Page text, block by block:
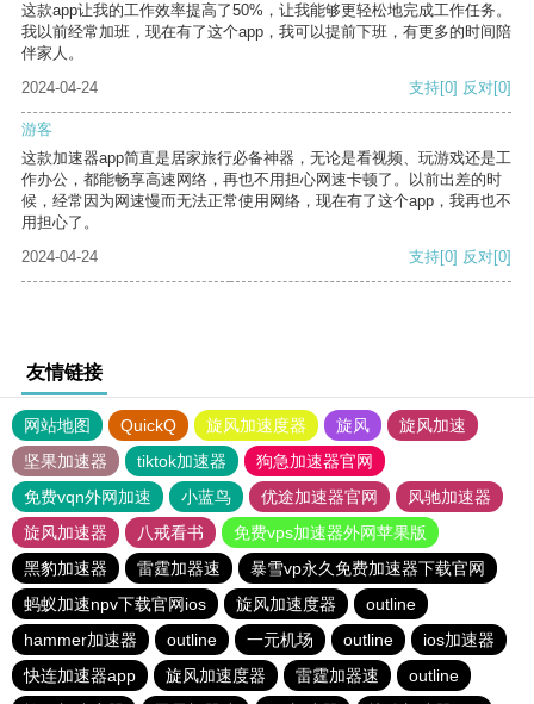
这款app让我的工作效率提高了50%，让我能够更轻松地完成工作任务。
我以前经常加班，现在有了这个app，我可以提前下班，有更多的时间陪
伴家人。
2024-04-24
支持[0] 反对[0]
游客
这款加速器app简直是居家旅行必备神器，无论是看视频、玩游戏还是工
作办公，都能畅享高速网络，再也不用担心网速卡顿了。以前出差的时
候，经常因为网速慢而无法正常使用网络，现在有了这个app，我再也不
用担心了。
2024-04-24
支持[0] 反对[0]
友情链接
网站地图 QuickQ 旋风加速度器 旋风
旋风加速
坚果加速器
tiktok加速器
狗急加速器官网
免费vqn外网加速
小蓝鸟 优途加速器官网
风驰加速器
旋风加速器
八戒看书
免费vps加速器外网苹果版
黑豹加速器
雷霆加器速
暴雪vp永久免费加速器下载官网
蚂蚁加速npv下载官网ios
旋风加速度器
outline
hammer加速器
outline 一元机场 outline
ios加速器
快连加速器app
旋风加速度器 雷霆加器速
outline